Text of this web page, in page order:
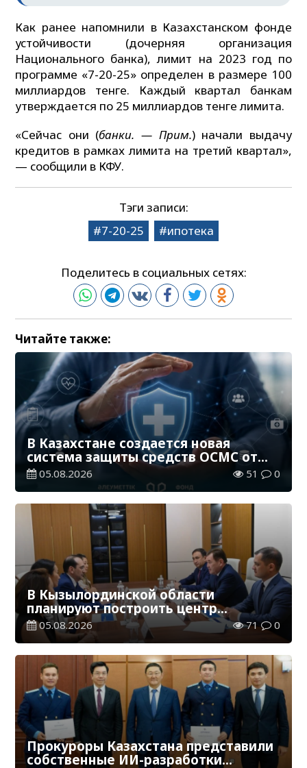
Как ранее напомнили в Казахстанском фонде
устойчивости (дочерняя организация
Национального банка), лимит на 2023 год по
программе «7-20-25» определен в размере 100
миллиардов тенге. Каждый квартал банкам
утверждается по 25 миллиардов тенге лимита.
«Сейчас они (банки. — Прим.) начали выдачу
кредитов в рамках лимита на третий квартал»,
— сообщили в КФУ.
Тэги записи:
7-20-25
ипотека
Поделитесь в социальных сетях:
Читайте также:
В Казахстане создается новая
система защиты средств ОСМС от
необоснованных выплат
05.08.2026 51 0
В Кызылординской области
планируют построить центр
цифровизации
05.08.2026 71 0
Прокуроры Казахстана представили
собственные ИИ-разработки